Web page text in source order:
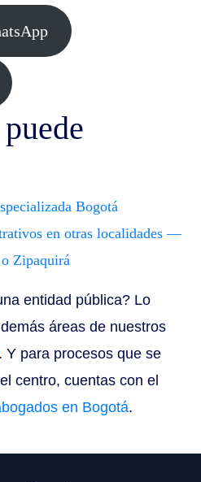
Bogotá
en otras localidades —
Zipaquirá
entidad pública? Lo
áreas de nuestros
Y para procesos que se
centro, cuentas con el
en Bogotá.